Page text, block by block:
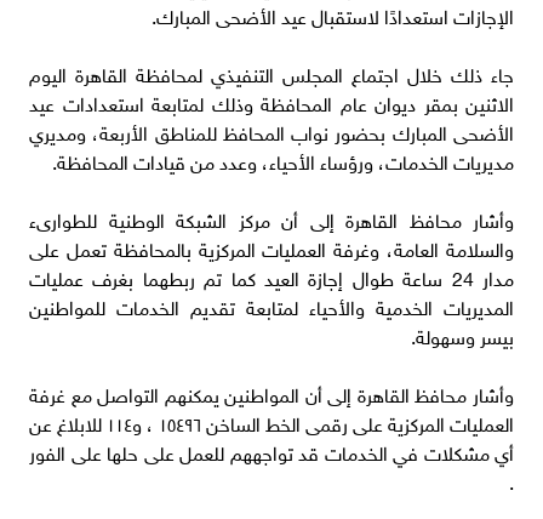
الإجازات استعدادًا لاستقبال عيد الأضحى المبارك.
جاء ذلك خلال اجتماع المجلس التنفيذي لمحافظة القاهرة اليوم
الاثنين بمقر ديوان عام المحافظة وذلك لمتابعة استعدادات عيد
الأضحى المبارك بحضور نواب المحافظ للمناطق الأربعة، ومديري
مديريات الخدمات، ورؤساء الأحياء، وعدد من قيادات المحافظة.
وأشار محافظ القاهرة إلى أن مركز الشبكة الوطنية للطوارىء
والسلامة العامة، وغرفة العمليات المركزية بالمحافظة تعمل على
مدار 24 ساعة طوال إجازة العيد كما تم ربطهما بغرف عمليات
المديريات الخدمية والأحياء لمتابعة تقديم الخدمات للمواطنين
بيسر وسهولة.
وأشار محافظ القاهرة إلى أن المواطنين يمكنهم التواصل مع غرفة
العمليات المركزية على رقمى الخط الساخن ١٥٤٩٦ ، و١١٤ للابلاغ عن
أي مشكلات في الخدمات قد تواجههم للعمل على حلها على الفور
.